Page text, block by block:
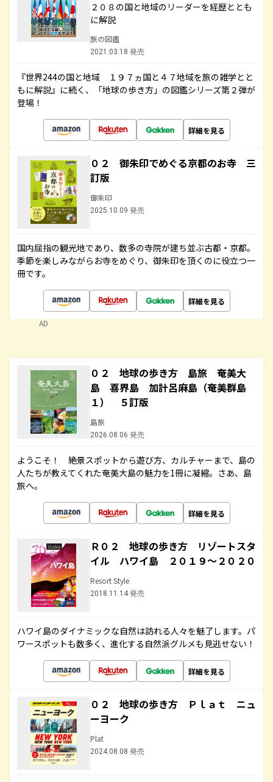
２０８の国と地域のリーダーを経歴ととも
に解説
旅の図鑑
2021.03.18 発売
『世界244の国と地域 １９７ヵ国と４７地域を旅の雑学とと
もに解説』に続く、「地球の歩き方」の図鑑シリーズ第２弾が
登場！
詳細を見る
０２ 御朱印でめぐる京都のお寺 三
訂版
御朱印
2025.10.09 発売
国内屈指の観光地であり、数多の寺院が建ち並ぶ古都・京都。
季節を楽しみながらお寺をめぐり、御朱印を頂くのに役立つ一
冊です。
詳細を見る
AD
０２ 地球の歩き方 島旅 奄美大
島 喜界島 加計呂麻島（奄美群島
１） ５訂版
島旅
2026.08.06 発売
ようこそ！ 絶景スポットから遊び方、カルチャーまで、島の
人たちが教えてくれた奄美大島の魅力を1冊に凝縮。さあ、島
旅へ。
詳細を見る
Ｒ０２ 地球の歩き方 リゾートスタ
イル ハワイ島 ２０１９～２０２０
Resort Style
2018.11.14 発売
ハワイ島のダイナミックな自然は訪れる人々を魅了します。パ
ワースポットも数多く、進化する自然派グルメも見逃せない！
詳細を見る
０２ 地球の歩き方 Ｐｌａｔ ニュ
ーヨーク
Plat
2024.08.08 発売